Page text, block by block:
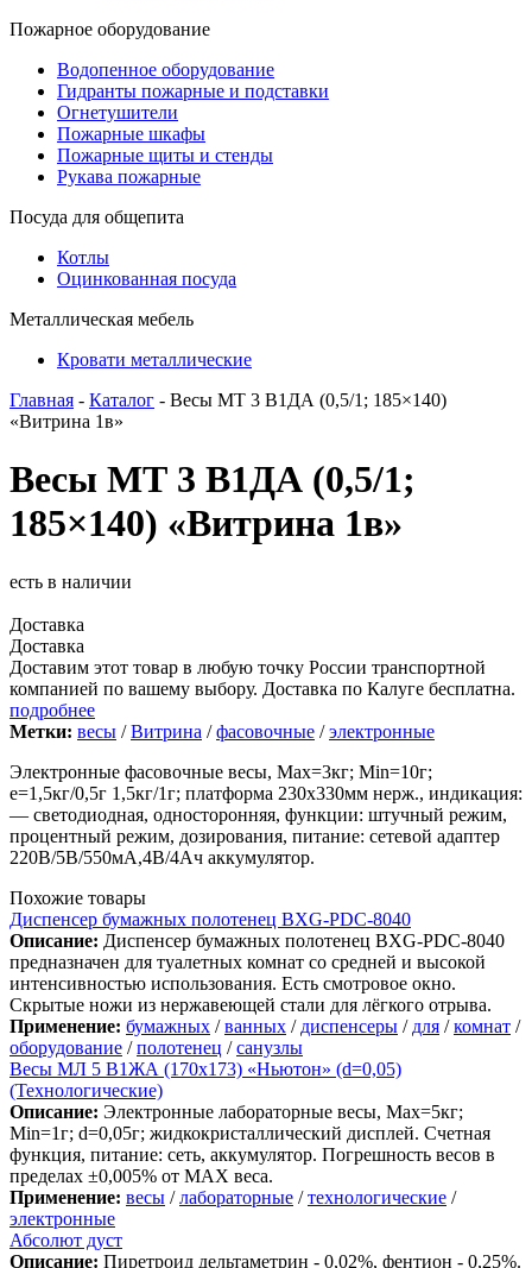
Пожарное оборудование
Водопенное оборудование
Гидранты пожарные и подставки
Огнетушители
Пожарные шкафы
Пожарные щиты и стенды
Рукава пожарные
Посуда для общепита
Котлы
Оцинкованная посуда
Металлическая мебель
Кровати металлические
Главная - Каталог - Весы МТ 3 В1ДА (0,5/1; 185×140)
«Витрина 1в»
Весы МТ 3 В1ДА (0,5/1;
185×140) «Витрина 1в»
есть в наличии
Доставка
Доставка
Доставим этот товар в любую точку России транспортной
компанией по вашему выбору. Доставка по Калуге бесплатна.
подробнее
Метки: весы /Витрина /фасовочные /электронные
Электронные фасовочные весы, Max=3кг; Min=10г;
e=1,5кг/0,5г 1,5кг/1г; платформа 230х330мм нерж., индикация:
— светодиодная, односторонняя, функции: штучный режим,
процентный режим, дозирования, питание: сетевой адаптер
220В/5В/550мА,4В/4Ач аккумулятор.
Похожие товары
Диспенсер бумажных полотенец BXG-PDC-8040
Описание: Диспенсер бумажных полотенец BXG-PDC-8040
предназначен для туалетных комнат со средней и высокой
интенсивностью использования. Есть смотровое окно.
Скрытые ножи из нержавеющей стали для лёгкого отрыва.
Применение: бумажных /ванных / диспенсеры / для /комнат /
оборудование /полотенец /санузлы
Весы МЛ 5 В1ЖА (170х173) «Ньютон» (d=0,05)
(Технологические)
Описание: Электронные лабораторные весы, Max=5кг;
Min=1г; d=0,05г; жидкокристаллический дисплей. Счетная
функция, питание: сеть, аккумулятор. Погрешность весов в
пределах ±0,005% от MAX веса.
Применение: весы /лабораторные /технологические /
электронные
Абсолют дуст
Описание: Пиретроид дельтаметрин - 0,02%, фентион - 0,25%.